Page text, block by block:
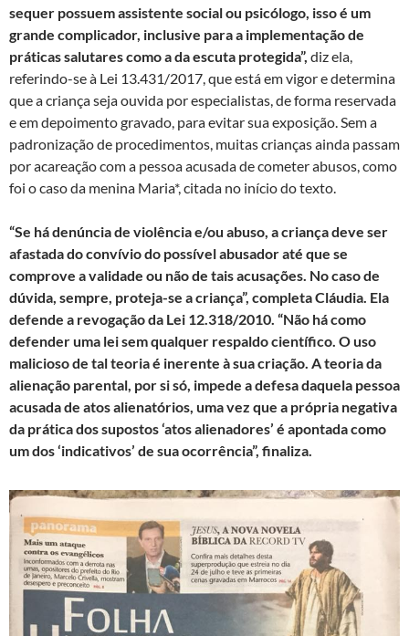
sequer possuem assistente social ou psicólogo, isso é um
grande complicador, inclusive para a implementação de
práticas salutares como a da escuta protegida”, diz ela,
referindo-se à Lei 13.431/2017, que está em vigor e determina
que a criança seja ouvida por especialistas, de forma reservada
e em depoimento gravado, para evitar sua exposição. Sem a
padronização de procedimentos, muitas crianças ainda passam
por acareação com a pessoa acusada de cometer abusos, como
foi o caso da menina Maria*, citada no início do texto.
“Se há denúncia de violência e/ou abuso, a criança deve ser
afastada do convívio do possível abusador até que se
comprove a validade ou não de tais acusações. No caso de
dúvida, sempre, proteja-se a criança”, completa Cláudia. Ela
defende a revogação da Lei 12.318/2010. “Não há como
defender uma lei sem qualquer respaldo científico. O uso
malicioso de tal teoria é inerente à sua criação. A teoria da
alienação parental, por si só, impede a defesa daquela pessoa
acusada de atos alienatórios, uma vez que a própria negativa
da prática dos supostos ‘atos alienadores’ é apontada como
um dos ‘indicativos’ de sua ocorrência”, finaliza.